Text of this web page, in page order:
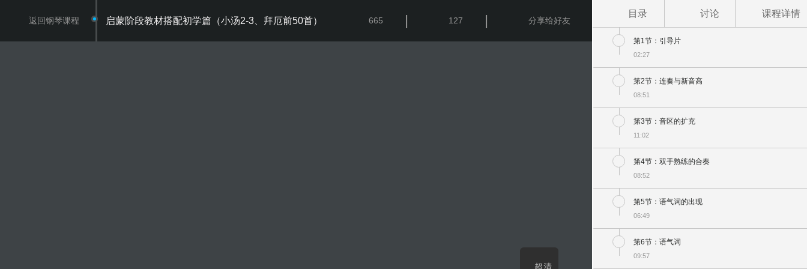
返回钢琴课程 启蒙阶段教材搭配初学篇（小汤2-3、拜厄前50首） 665 | 127 | 分享给好友
超清
目录 讨论 课程详情
第1节：引导片
02:27
第2节：连奏与新音高
08:51
第3节：音区的扩充
11:02
第4节：双手熟练的合奏
08:52
第5节：语气词的出现
06:49
第6节：语气词
09:57